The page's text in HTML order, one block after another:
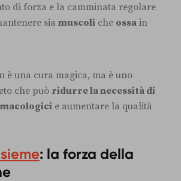
di forza e la camminata regolare
sia muscoli che ossa in
è una cura magica, ma è uno
che può ridurre la necessità di
e aumentare la qualità
: la forza della